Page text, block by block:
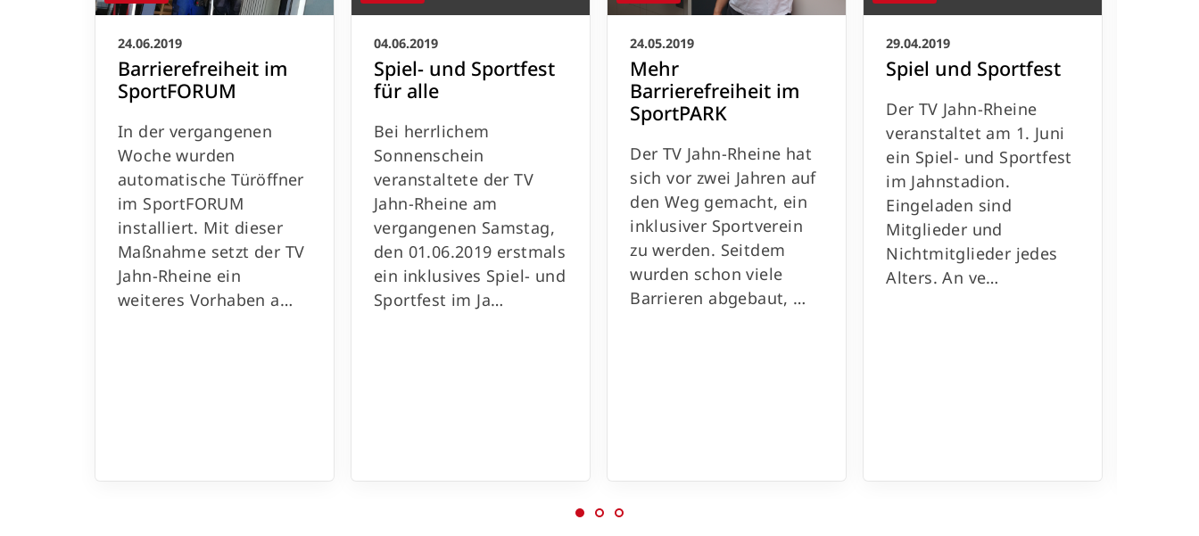
24.06.2019
Barrierefreiheit im
SportFORUM
In der vergangenen
Woche wurden
automatische Türöffner
im SportFORUM
installiert. Mit dieser
Maßnahme setzt der TV
Jahn-Rheine ein
weiteres Vorhaben a…
04.06.2019
Spiel- und Sportfest
für alle
Bei herrlichem
Sonnenschein
veranstaltete der TV
Jahn-Rheine am
vergangenen Samstag,
den 01.06.2019 erstmals
ein inklusives Spiel- und
Sportfest im Ja…
24.05.2019
Mehr
Barrierefreiheit im
SportPARK
Der TV Jahn-Rheine hat
sich vor zwei Jahren auf
den Weg gemacht, ein
inklusiver Sportverein
zu werden. Seitdem
wurden schon viele
Barrieren abgebaut, …
29.04.2019
Spiel und Sportfest
Der TV Jahn-Rheine
veranstaltet am 1. Juni
ein Spiel- und Sportfest
im Jahnstadion.
Eingeladen sind
Mitglieder und
Nichtmitglieder jedes
Alters. An ve…